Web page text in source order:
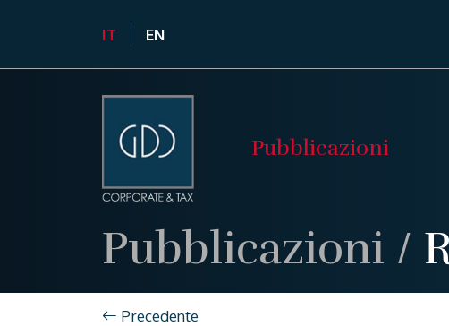
IT EN
Pubblicazioni
Pubblicazioni /
Precedente